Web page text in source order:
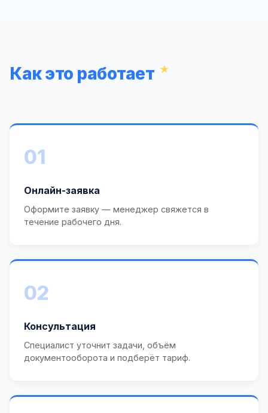
Как это работает
01
Онлайн-заявка
Оформите заявку — менеджер свяжется в
течение рабочего дня.
02
Консультация
Специалист уточнит задачи, объём
документооборота и подберёт тариф.